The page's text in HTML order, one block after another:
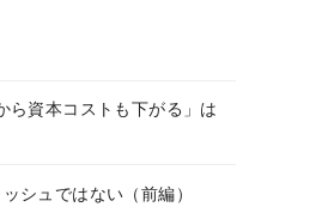
ら資本コストも下がる」は
シュではない（前編）